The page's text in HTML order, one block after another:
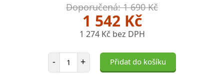
Doporučená: 1 690 Kč
1 542 Kč
1 274 Kč bez DPH
- Počet položek
+ Přidat do košíku